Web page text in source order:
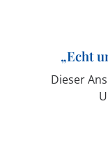
„Echt
Dieser